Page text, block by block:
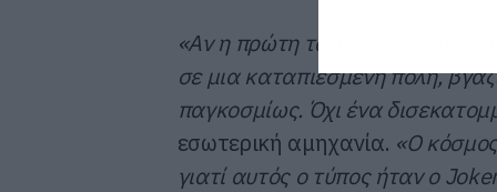
«Αν η πρώτη ταινία αφορούσε
σε μια καταπιεσμένη πόλη,
παγκοσμίως. Όχι ένα
εσωτερική αμηχανία. «Ο
γιατί αυτός ο τύπος ήταν ο